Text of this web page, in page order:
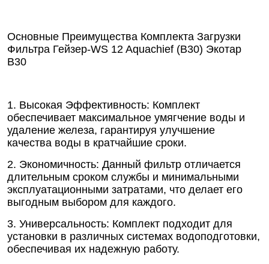
Основные Преимущества Комплекта Загрузки
Фильтра Гейзер-WS 12 Aquachief (B30) Экотар
В30
1. Высокая Эффективность: Комплект
обеспечивает максимальное умягчение воды и
удаление железа, гарантируя улучшение
качества воды в кратчайшие сроки.
2. Экономичность: Данный фильтр отличается
длительным сроком службы и минимальными
эксплуатационными затратами, что делает его
выгодным выбором для каждого.
3. Универсальность: Комплект подходит для
установки в различных системах водоподготовки,
обеспечивая их надежную работу.